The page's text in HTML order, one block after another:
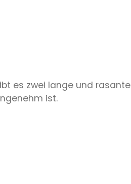
es zwei lange und rasante
ist.